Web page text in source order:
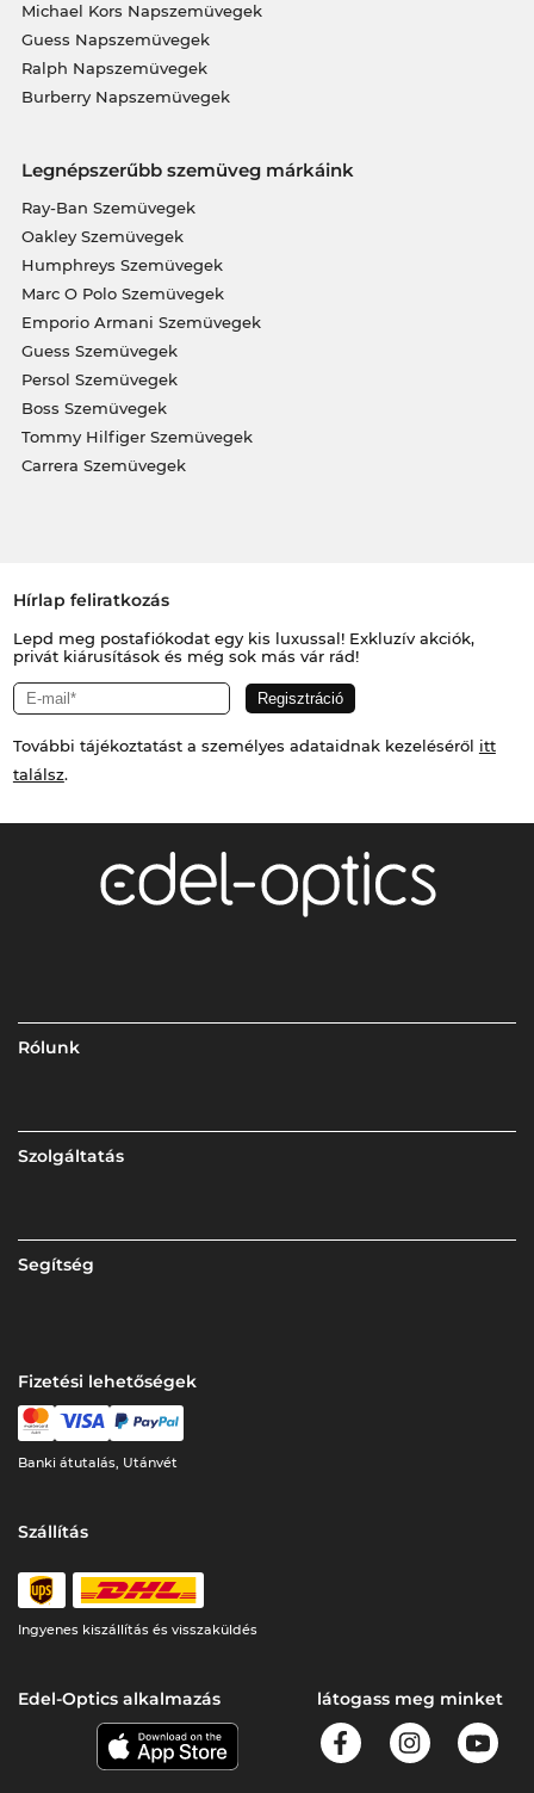
Michael Kors Napszemüvegek
Guess Napszemüvegek
Ralph Napszemüvegek
Burberry Napszemüvegek
Legnépszerűbb szemüveg márkáink
Ray-Ban Szemüvegek
Oakley Szemüvegek
Humphreys Szemüvegek
Marc O Polo Szemüvegek
Emporio Armani Szemüvegek
Guess Szemüvegek
Persol Szemüvegek
Boss Szemüvegek
Tommy Hilfiger Szemüvegek
Carrera Szemüvegek
Hírlap feliratkozás
Lepd meg postafiókodat egy kis luxussal! Exkluzív akciók,
privát kiárusítások és még sok más vár rád!
További tájékoztatást a személyes adataidnak kezeléséről itt
találsz.
Rólunk
Szolgáltatás
Segítség
Fizetési lehetőségek
Banki átutalás, Utánvét
Szállítás
Ingyenes kiszállítás és visszaküldés
Edel-Optics alkalmazás látogass meg minket